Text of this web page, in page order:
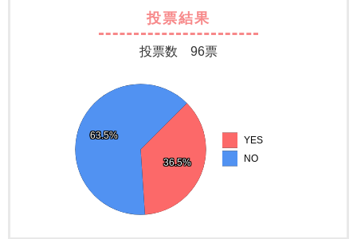
投票結果
投票数 96票
36.5%
36.5%
36.5%
36.5%
36.5%
36.5%
36.5%
36.5%
36.5%
YES
63.5%
63.5%
63.5%
63.5%
63.5%
63.5%
63.5%
63.5%
63.5%
NO